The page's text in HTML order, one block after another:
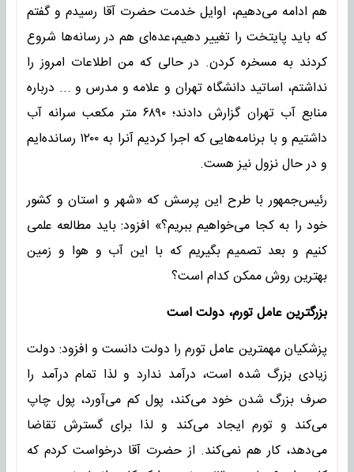
هم ادامه می‌دهیم، اوایل خدمت حضرت آقا رسیدم و گفتم
که باید پایتخت را تغییر دهیم،‌عده‌ای هم در رسانه‌ها شروع
کردند به مسخره کردن. در حالی که من اطلاعات امروز را
نداشتم، اساتید دانشگاه تهران و علامه و مدرس و ... درباره
منابع آب تهران گزارش دادند؛ ۶۸۹۰ متر مکعب سرانه آب
داشتیم و با برنامه‌هایی که اجرا کردیم آنرا به ۱۲۰۰ رسانده‌ایم
و در حال نزول نیز هست.
رئیس‌جمهور با طرح این پرسش که «شهر و استان و کشور
خود را به کجا می‌خواهیم ببریم؟» افزود: باید مطالعه علمی
کنیم و بعد تصمیم بگیریم که با این آب و هوا و زمین
بهترین روش ممکن کدام است؟
بزرگترین عامل تورم، دولت است
پزشکیان مهمترین عامل تورم را دولت دانست و افزود: دولت
زیادی بزرگ شده است، درآمد ندارد و لذا تمام درآمد را
صرف بزرگ شدن خود می‌کند، پول کم می‌آورد، پول چاپ
می‌کند و تورم ایجاد می‌کند و لذا برای گسترش تقاضا
می‌دهد، کار هم نمی‌کند. از حضرت آقا درخواست کردم که